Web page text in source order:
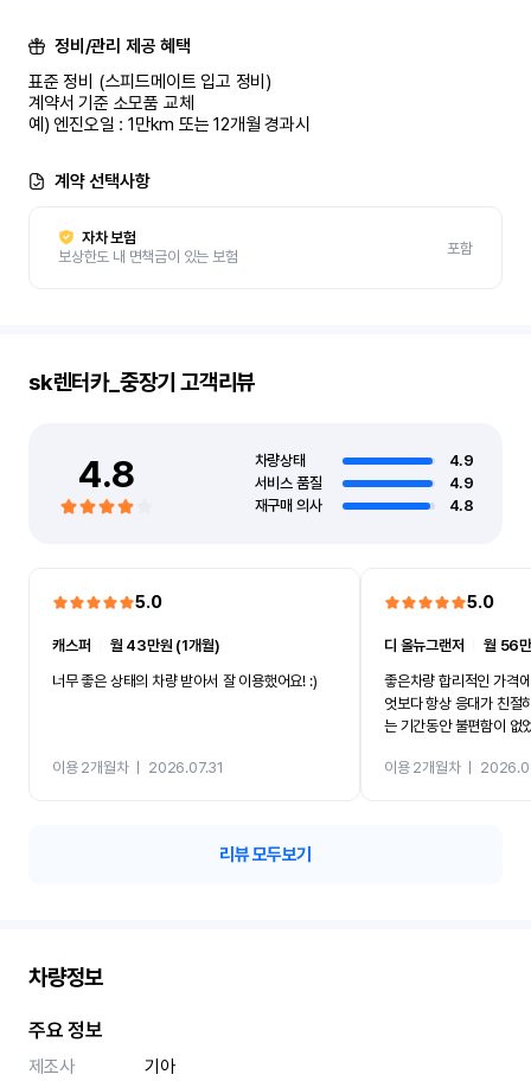
정비/관리 제공 혜택
표준 정비 (스피드메이트 입고 정비)
계약서 기준 소모품 교체
예) 엔진오일 : 1만km 또는 12개월 경과시
계약 선택사항
자차 보험
보상한도 내 면책금이 있는 보험
포함
sk렌터카_중장기 고객리뷰
4.8 차량상태
4.9
서비스 품질
4.9
재구매 의사
4.8
5.0
캐스퍼
월 43만원 (1개월)
너무 좋은 상태의 차량 받아서 잘 이용했어요! :)
이용 2개월차ㅣ 2026.07.31
5.0
디 올뉴그랜저 ㅣ월 56
좋은차량 합리적인 가격
엇보다 항상 응대가 친절
는 기간동안 불편함이 없
카 렌트 고민없이 강추합
이용 2개월차ㅣ
리뷰 모두보기
차량정보
주요 정보
제조사
기아